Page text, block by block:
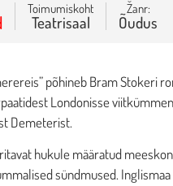
Toimumiskoht
Teatrisaal
Žanr:
Õudus
põhineb Bram Stokeri
Londonisse
Demeterist.
hukule määratud
sündmused.